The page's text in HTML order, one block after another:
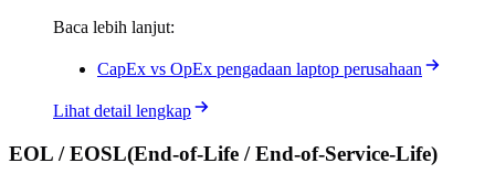
Baca lebih lanjut:
CapEx vs OpEx pengadaan laptop perusahaan
Lihat detail lengkap
EOL / EOSL(End-of-Life / End-of-Service-Life)